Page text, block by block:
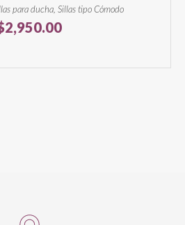
para ducha, Sillas tipo Cómodo
2,950.00